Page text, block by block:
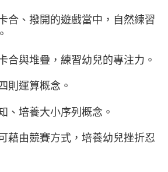
合、撥開的遊戲當中，自然練習
合與堆疊，練習幼兒的專注力。
則運算概念。
、培養大小序列概念。
藉由競賽方式，培養幼兒挫折忍